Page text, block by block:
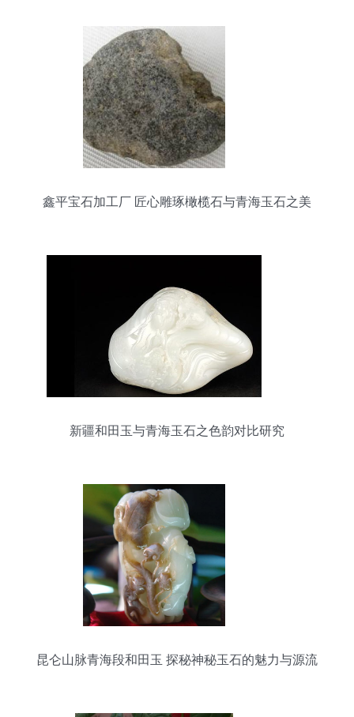
鑫平宝石加工厂 匠心雕琢橄榄石与青海玉石之美
新疆和田玉与青海玉石之色韵对比研究
昆仑山脉青海段和田玉 探秘神秘玉石的魅力与源流